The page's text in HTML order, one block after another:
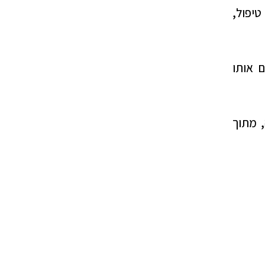
אותו
מתוך